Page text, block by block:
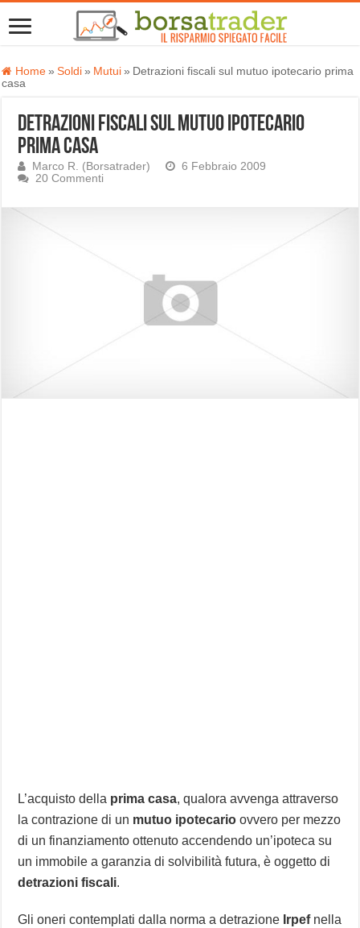
Home » Soldi » Mutui » Detrazioni fiscali sul mutuo ipotecario prima
casa
Detrazioni fiscali sul mutuo ipotecario
prima casa
Marco R. (Borsatrader)
6 Febbraio 2009
20 Commenti
L’acquisto della prima casa, qualora avvenga attraverso
la contrazione di un mutuo ipotecario ovvero per mezzo
di un finanziamento ottenuto accendendo un’ipoteca su
un immobile a garanzia di solvibilità futura, è oggetto di
detrazioni fiscali.
Gli oneri contemplati dalla norma a detrazione Irpef nella